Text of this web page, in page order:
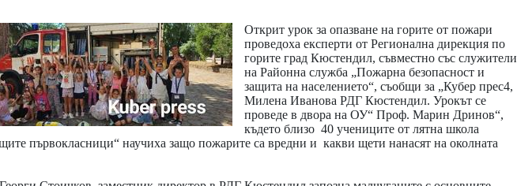
Открит урок за опазване на горите от пожари
проведоха експерти от Регионална дирекция по
горите град Кюстендил, съвместно със служители
на Районна служба „Пожарна безопасност и
защита на населението“, съобщи за „Кубер прес4,
Милена Иванова РДГ Кюстендил. Урокът се
проведе в двора на ОУ“ Проф. Марин Дринов“,
където близо 40 учениците от лятна школа
първокласници“ научиха защо пожарите са вредни и какви щети нанасят на околната